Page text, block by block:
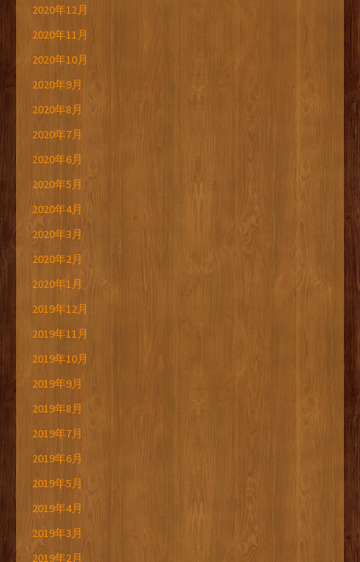
2020年12月
2020年11月
2020年10月
2020年9月
2020年8月
2020年7月
2020年6月
2020年5月
2020年4月
2020年3月
2020年2月
2020年1月
2019年12月
2019年11月
2019年10月
2019年9月
2019年8月
2019年7月
2019年6月
2019年5月
2019年4月
2019年3月
2019年2月